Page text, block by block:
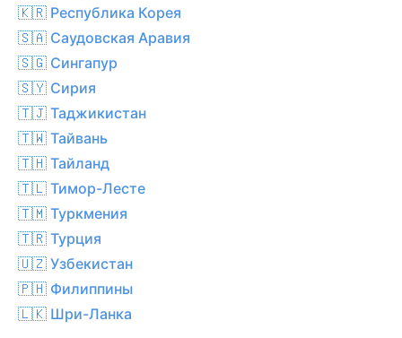
🇰🇷 Республика Корея
🇸🇦 Саудовская Аравия
🇸🇬 Сингапур
🇸🇾 Сирия
🇹🇯 Таджикистан
🇹🇼 Тайвань
🇹🇭 Тайланд
🇹🇱 Тимор-Лесте
🇹🇲 Туркмения
🇹🇷 Турция
🇺🇿 Узбекистан
🇵🇭 Филиппины
🇱🇰 Шри-Ланка